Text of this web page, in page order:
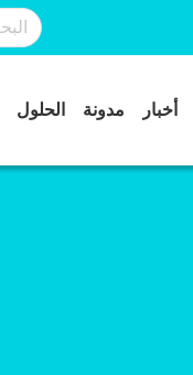
أخبار مدونة الحلول